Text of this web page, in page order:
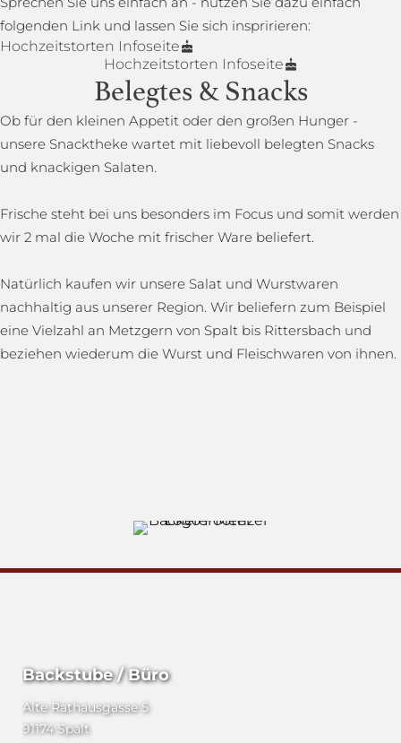
folgenden Link und lassen Sie sich inspririeren:
Hochzeitstorten Infoseite
Hochzeitstorten Infoseite
Belegtes & Snacks
Ob für den kleinen Appetit oder den großen Hunger -
unsere Snacktheke wartet mit liebevoll belegten Snacks
und knackigen Salaten.
Frische steht bei uns besonders im Focus und somit werden
wir 2 mal die Woche mit frischer Ware beliefert.
Natürlich kaufen wir unsere Salat und Wurstwaren
nachhaltig aus unserer Region. Wir beliefern zum Beispiel
eine Vielzahl an Metzgern von Spalt bis Rittersbach und
beziehen wiederum die Wurst und Fleischwaren von ihnen.
Backstube / Büro
Alte Rathausgasse 5
91174 Spalt